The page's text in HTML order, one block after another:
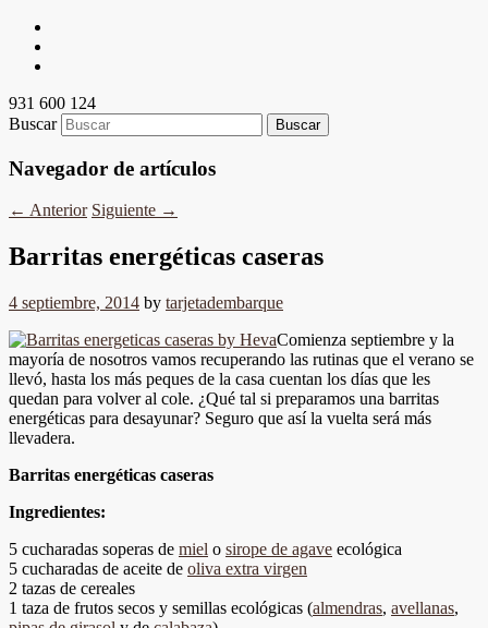
931 600 124
Buscar
Navegador de artículos
← Anterior Siguiente →
Barritas energéticas caseras
4 septiembre, 2014 by tarjetadembarque
Comienza septiembre y la
mayoría de nosotros vamos recuperando las rutinas que el verano se
llevó, hasta los más peques de la casa cuentan los días que les
quedan para volver al cole. ¿Qué tal si preparamos una barritas
energéticas para desayunar? Seguro que así la vuelta será más
llevadera.
Barritas energéticas caseras
Ingredientes:
5 cucharadas soperas de miel o sirope de agave ecológica
5 cucharadas de aceite de oliva extra virgen
2 tazas de cereales
1 taza de frutos secos y semillas ecológicas (almendras, avellanas,